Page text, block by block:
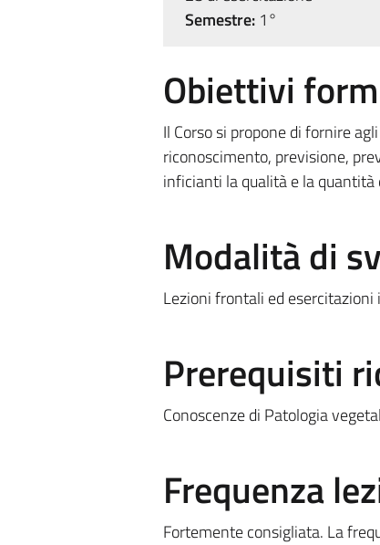
Semestre:1°
Obiettivi
Il Corso si propone di fornire
riconoscimento, previsione,
inficianti la qualità e la quantità
Modalità di
Lezioni frontali ed esercitazioni
Prerequisiti
Conoscenze di Patologia
Frequenza
Fortemente consigliata. La